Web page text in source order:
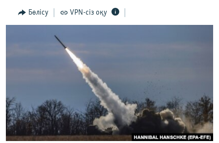
Search
ӘЛЕМ
Басқа тілдерде
Бөлісу VPN-сіз оқу